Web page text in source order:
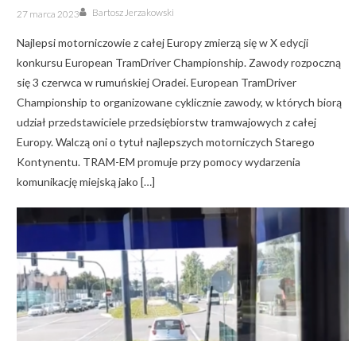
Posted
on
27 marca 2023 Author
Bartosz Jerzakowski
Najlepsi motorniczowie z całej Europy zmierzą się w X edycji
konkursu European TramDriver Championship. Zawody rozpoczną
się 3 czerwca w rumuńskiej Oradei. European TramDriver
Championship to organizowane cyklicznie zawody, w których biorą
udział przedstawiciele przedsiębiorstw tramwajowych z całej
Europy. Walczą oni o tytuł najlepszych motorniczych Starego
Kontynentu. TRAM-EM promuje przy pomocy wydarzenia
komunikację miejską jako […]